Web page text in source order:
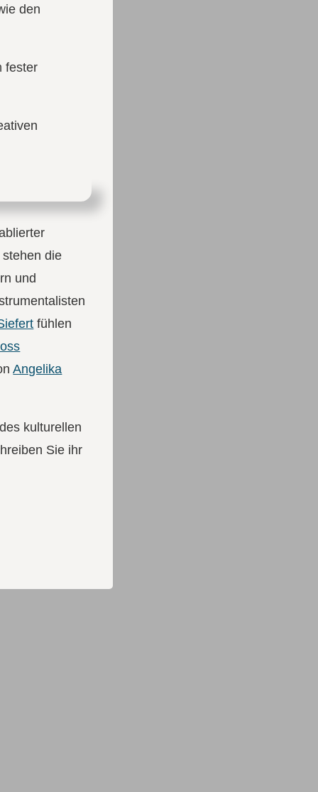
den
fester
die
und
fühlen
Angelika
kulturellen
Sie ihr